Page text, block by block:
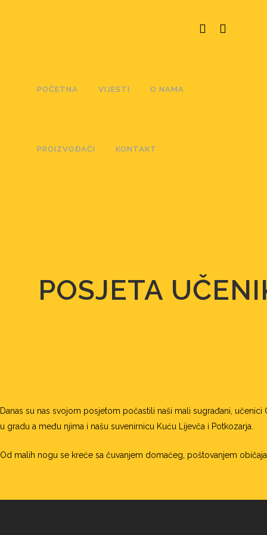
POČETNA VIJESTI O NAMA
PROIZVOĐAČI KONTAKT
POSJETA
Danas su nas svojom posjetom počastili naši mali sugrađani,
u gradu a među njima i našu suvenirnicu Kuću Lijevča i Potkozarja.
Od malih nogu se kreće sa čuvanjem domaćeg, poštovanjem